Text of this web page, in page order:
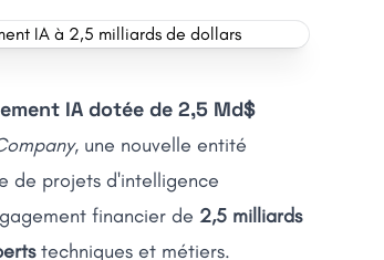
IA dotée de 2,5 Md$
, une nouvelle entité
de projets d'intelligence
financier de 2,5 milliards
techniques et métiers.